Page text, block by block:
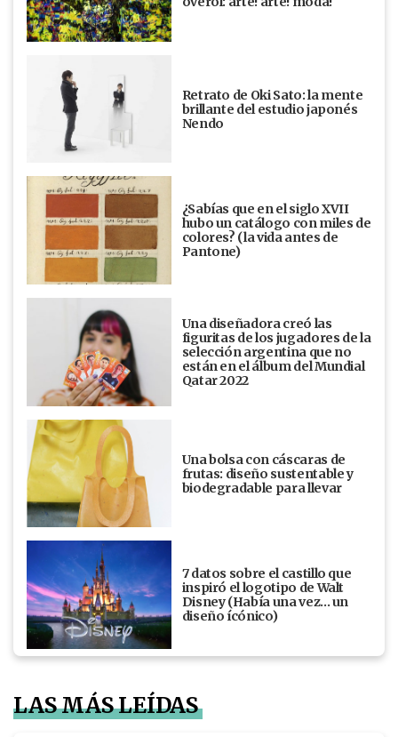
Retrato de Oki Sato: la mente
brillante del estudio japonés
Nendo
¿Sabías que en el siglo XVII
hubo un catálogo con miles de
colores? (la vida antes de
Pantone)
Una diseñadora creó las
figuritas de los jugadores de la
selección argentina que no
están en el álbum del Mundial
Qatar 2022
Una bolsa con cáscaras de
frutas: diseño sustentable y
biodegradable para llevar
7 datos sobre el castillo que
inspiró el logotipo de Walt
Disney (Había una vez... un
diseño ícónico)
LAS MÁS LEÍDAS